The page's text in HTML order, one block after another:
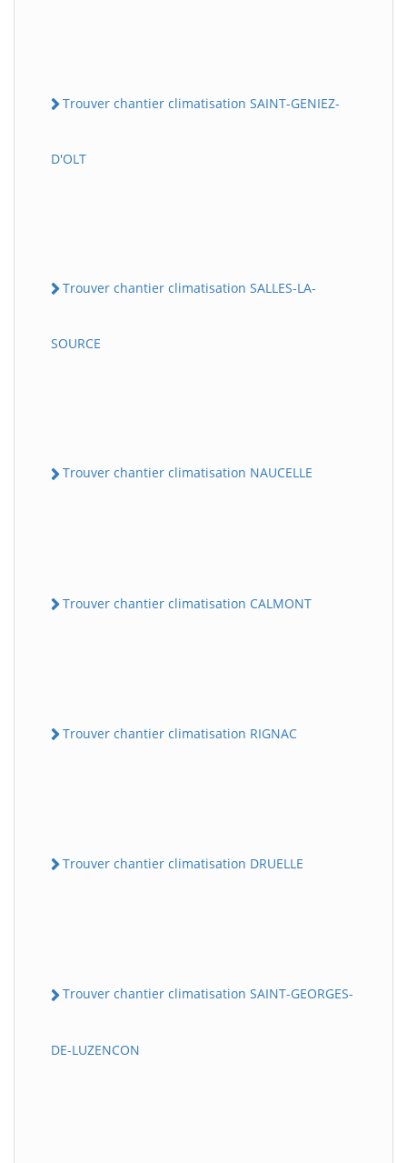
Trouver chantier climatisation SAINT-GENIEZ-
D'OLT
Trouver chantier climatisation SALLES-LA-
SOURCE
Trouver chantier climatisation NAUCELLE
Trouver chantier climatisation CALMONT
Trouver chantier climatisation RIGNAC
Trouver chantier climatisation DRUELLE
Trouver chantier climatisation SAINT-GEORGES-
DE-LUZENCON